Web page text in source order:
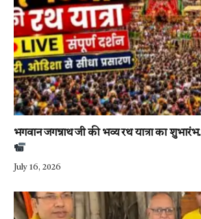
भगवान जगन्नाथ जी की भव्य रथ यात्रा का
July 16, 2026